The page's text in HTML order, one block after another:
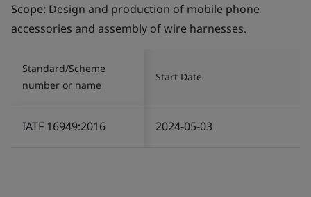
Scope: Design and production of mobile phone
accessories and assembly of wire harnesses.
Standard/Scheme
number or name
Start Date
IATF 16949:2016 2024-05-03